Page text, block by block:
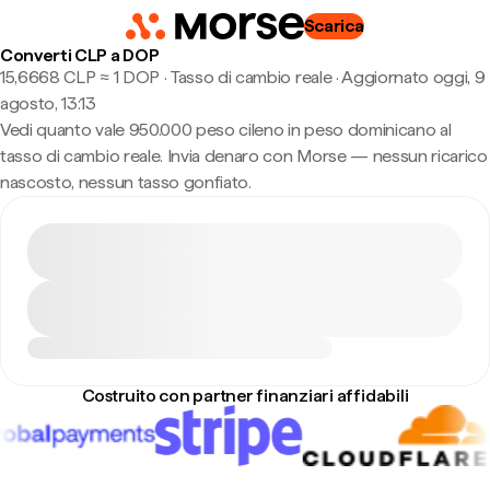
Scarica
Converti CLP a DOP
15,6668 CLP ≈ 1 DOP · Tasso di cambio reale·Aggiornato oggi, 9
agosto, 13:13
Vedi quanto vale 950.000 peso cileno in peso dominicano al
tasso di cambio reale. Invia denaro con Morse — nessun ricarico
nascosto, nessun tasso gonfiato.
Costruito con partner finanziari affidabili